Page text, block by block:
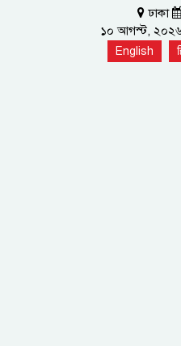
ঢাকা
১০ আগস্ট,
English